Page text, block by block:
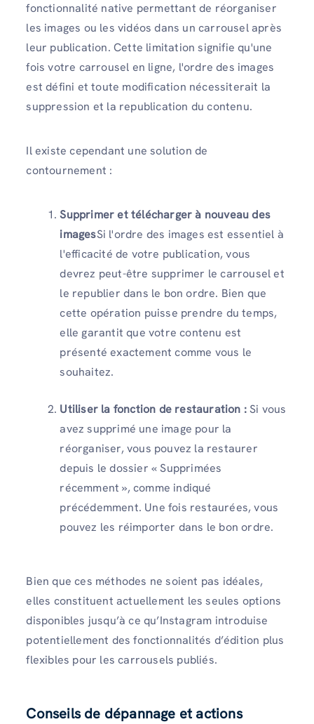
fonctionnalité native permettant de réorganiser
les images ou les vidéos dans un carrousel après
leur publication. Cette limitation signifie qu'une
fois votre carrousel en ligne, l'ordre des images
est défini et toute modification nécessiterait la
suppression et la republication du contenu.
Il existe cependant une solution de
contournement :
Supprimer et télécharger à nouveau des
imagesSi l'ordre des images est essentiel à
l'efficacité de votre publication, vous
devrez peut-être supprimer le carrousel et
le republier dans le bon ordre. Bien que
cette opération puisse prendre du temps,
elle garantit que votre contenu est
présenté exactement comme vous le
souhaitez.
Utiliser la fonction de restauration :Si vous
avez supprimé une image pour la
réorganiser, vous pouvez la restaurer
depuis le dossier « Supprimées
récemment », comme indiqué
précédemment. Une fois restaurées, vous
pouvez les réimporter dans le bon ordre.
Bien que ces méthodes ne soient pas idéales,
elles constituent actuellement les seules options
disponibles jusqu’à ce qu’Instagram introduise
potentiellement des fonctionnalités d’édition plus
flexibles pour les carrousels publiés.
Conseils de dépannage et actions